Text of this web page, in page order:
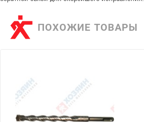
ПОХОЖИЕ ТОВАРЫ